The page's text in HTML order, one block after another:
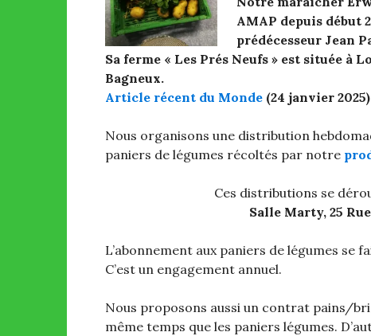
AMAP depuis début
prédécesseur Jean
Sa ferme « Les Prés Neufs » est située à
Bagneux.
Article récent du Monde (24 janvier 2025)
Nous organisons une distribution
paniers de légumes récoltés par notre
Ces distributions se
Salle Marty, 25
L’abonnement aux paniers de légumes se
C’est un engagement annuel.
Nous proposons aussi un contrat pains/
même temps que les paniers légumes.